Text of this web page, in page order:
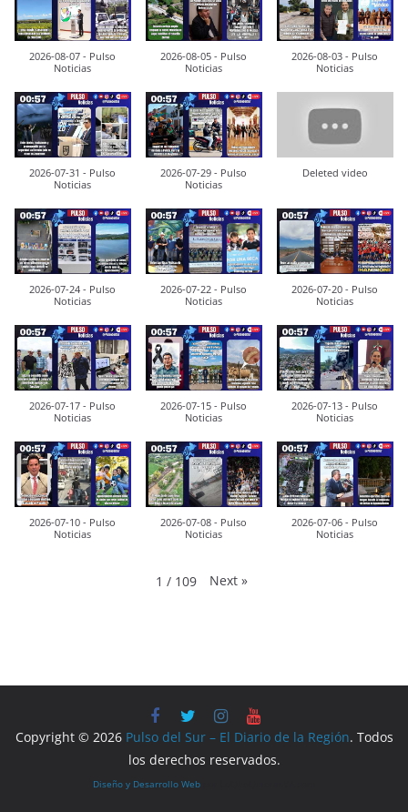
2026-08-07 - Pulso
Noticias
2026-08-05 - Pulso
Noticias
2026-08-03 - Pulso
Noticias
2026-07-31 - Pulso
Noticias
2026-07-29 - Pulso
Noticias
Deleted video
2026-07-24 - Pulso
Noticias
2026-07-22 - Pulso
Noticias
2026-07-20 - Pulso
Noticias
2026-07-17 - Pulso
Noticias
2026-07-15 - Pulso
Noticias
2026-07-13 - Pulso
Noticias
2026-07-10 - Pulso
Noticias
2026-07-08 - Pulso
Noticias
2026-07-06 - Pulso
Noticias
1 / 109 Next »
Copyright © 2026 Pulso del Sur – El Diario de la Región. Todos
los derechos reservados.
Diseño y Desarrollo Web